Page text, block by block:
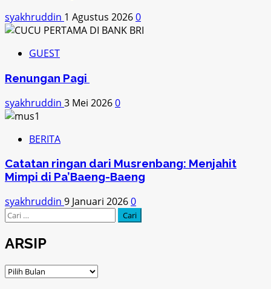
syakhruddin 1 Agustus 20260
GUEST
Renungan Pagi
syakhruddin 3 Mei 20260
BERITA
Catatan ringan dari Musrenbang: Menjahit
Mimpi di Pa’Baeng-Baeng
syakhruddin 9 Januari 20260
Cari
ARSIP
ARSIP